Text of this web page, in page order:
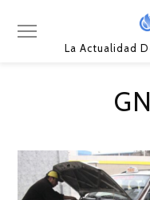
La Actualidad